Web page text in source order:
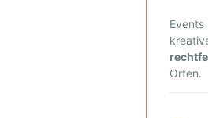
Ö
R
T
Orten.